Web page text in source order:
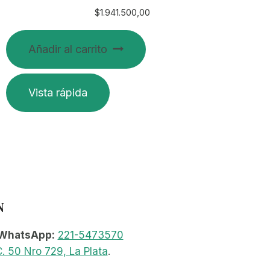
$1.941.500,00
Añadir al carrito
Vista rápida
221-5473570
50 Nro 729, La Plata.